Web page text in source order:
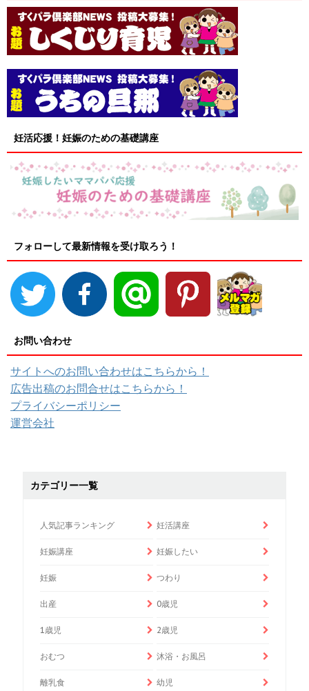
妊活応援！妊娠のための基礎講座
フォローして最新情報を受け取ろう！
お問い合わせ
サイトへのお問い合わせはこちらから！
広告出稿のお問合せはこちらから！
プライバシーポリシー
運営会社
カテゴリー一覧
人気記事ランキング 妊活講座
妊娠講座 妊娠したい
妊娠 つわり
出産 0歳児
1歳児 2歳児
おむつ 沐浴・お風呂
離乳食 幼児